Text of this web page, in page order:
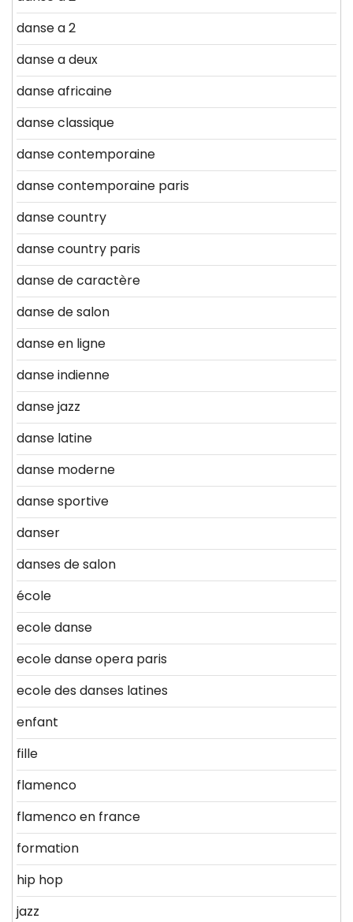
danse a 2
danse a deux
danse africaine
danse classique
danse contemporaine
danse contemporaine paris
danse country
danse country paris
danse de caractère
danse de salon
danse en ligne
danse indienne
danse jazz
danse latine
danse moderne
danse sportive
danser
danses de salon
école
ecole danse
ecole danse opera paris
ecole des danses latines
enfant
fille
flamenco
flamenco en france
formation
hip hop
jazz